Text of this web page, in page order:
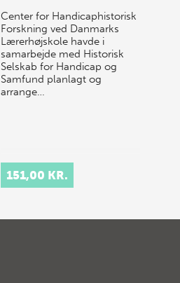
Center for Handicaphistorisk
Forskning ved Danmarks
Lærerhøjskole havde i
samarbejde med Historisk
Selskab for Handicap og
Samfund planlagt og
arrange…
151,00 KR.